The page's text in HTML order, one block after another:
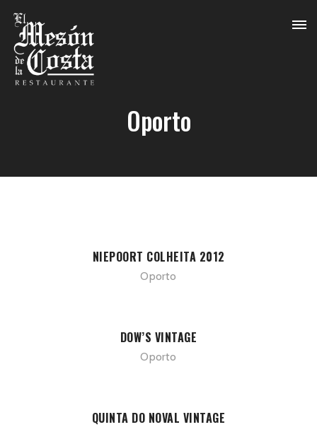
Oporto
NIEPOORT COLHEITA 2012
Oporto
DOW’S VINTAGE
Oporto
QUINTA DO NOVAL VINTAGE